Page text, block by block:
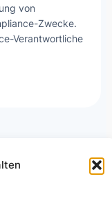
von
Zwecke.
Verantwortliche